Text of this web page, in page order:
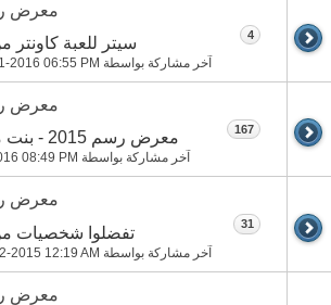
معرض
سيتر للعبة
آخر مشاركة بواسطة 2016 06:55 PM
4
معرض
معرض رسم 2015 - بنت مع أرنب 3:
آخر مشاركة بواسطة 08:49 PM
167
معرض
تفضلوا شخصيات
آخر مشاركة بواسطة 2015 12:19 AM
31
معرض